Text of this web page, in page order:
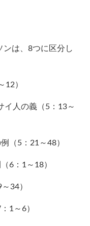
8つに区分し
）
義（5：13～
：21～48）
1～18）
）
6）